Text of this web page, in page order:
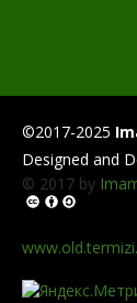
©2017-2025
Designed and
© 2017 by